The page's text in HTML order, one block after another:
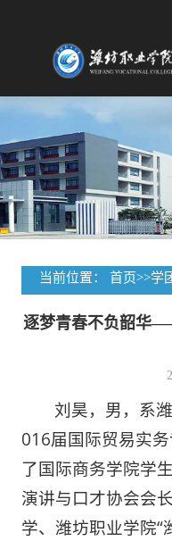
当前位置： 首页>>学
逐梦青春不负韶华
刘昊，男，系
016届国际贸易实
了国际商务学院学
演讲与口才协会会
学、潍坊职业学院“